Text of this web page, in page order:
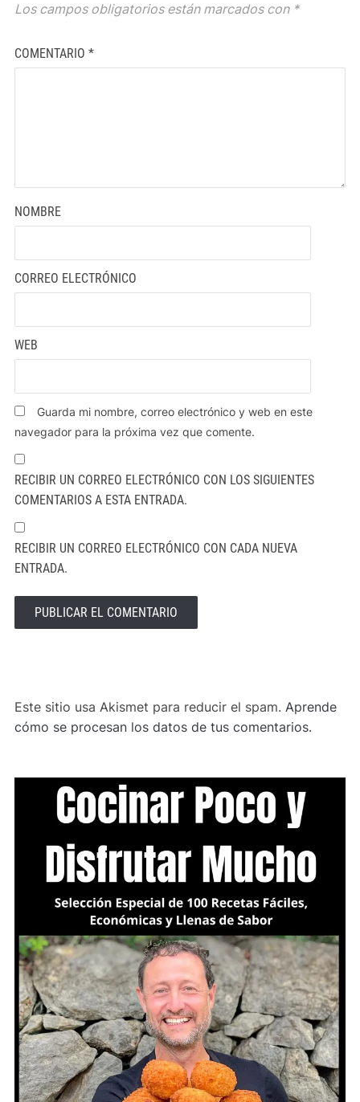
Los campos obligatorios están marcados con *
COMENTARIO *
NOMBRE
CORREO ELECTRÓNICO
WEB
Guarda mi nombre, correo electrónico y web en este
navegador para la próxima vez que comente.
RECIBIR UN CORREO ELECTRÓNICO CON LOS SIGUIENTES
COMENTARIOS A ESTA ENTRADA.
RECIBIR UN CORREO ELECTRÓNICO CON CADA NUEVA
ENTRADA.
Este sitio usa Akismet para reducir el spam. Aprende
cómo se procesan los datos de tus comentarios.